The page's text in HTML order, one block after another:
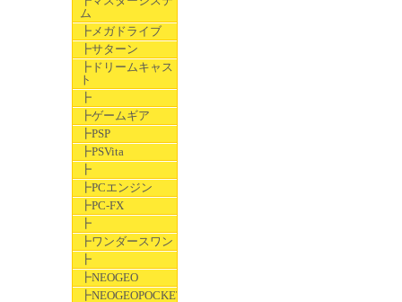
ム
┣メガドライブ
┣サターン
┣ドリームキャス
ト
┣
┣ゲームギア
┣PSP
┣PSVita
┣
┣PCエンジン
┣PC-FX
┣
┣ワンダースワン
┣
┣NEOGEO
┣NEOGEOPOCKET